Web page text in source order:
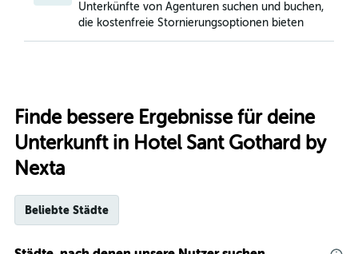
Unterkünfte von Agenturen suchen und buchen,
die kostenfreie Stornierungsoptionen bieten
Finde bessere Ergebnisse für deine
Unterkunft in Hotel Sant Gothard by
Nexta
Beliebte Städte